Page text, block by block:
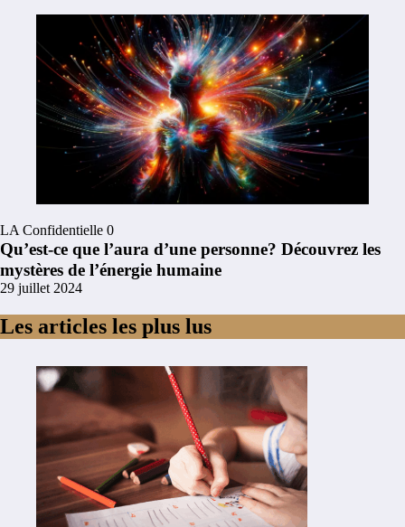
LA Confidentielle 0
Qu’est-ce que l’aura d’une personne? Découvrez les
mystères de l’énergie humaine
29 juillet 2024
Les articles les plus lus